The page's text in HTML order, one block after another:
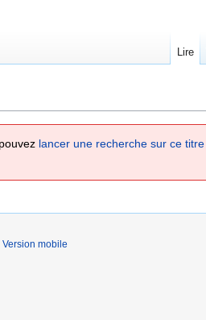
lancer une recherche sur ce titre
Lire
Version mobile